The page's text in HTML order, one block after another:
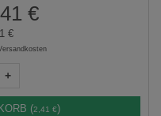
€
€
+
(2,41 €)